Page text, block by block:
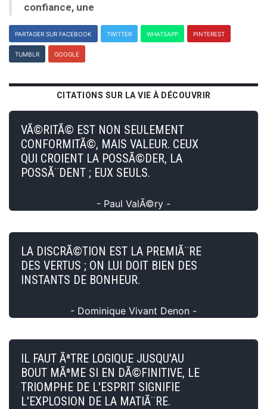
confiance, une
PARTAGER SUR FACEBOOK TWITTER WHATSAPP PINTEREST
TUMBLR GOOGLE
CITATIONS SUR LA VIE À DÉCOUVRIR
VÃ©RITÃ© EST NON SEULEMENT
CONFORMITÃ©, MAIS VALEUR. CEUX
QUI CROIENT LA POSSÃ©DER, LA
POSSÃ¨DENT ; EUX SEULS.
- Paul ValÃ©ry -
LA DISCRÃ©TION EST LA PREMIÃ¨RE
DES VERTUS ; ON LUI DOIT BIEN DES
INSTANTS DE BONHEUR.
- Dominique Vivant Denon -
IL FAUT ÃªTRE LOGIQUE JUSQU'AU
BOUT MÃªME SI EN DÃ©FINITIVE, LE
TRIOMPHE DE L'ESPRIT SIGNIFIE
L'EXPLOSION DE LA MATIÃ¨RE.